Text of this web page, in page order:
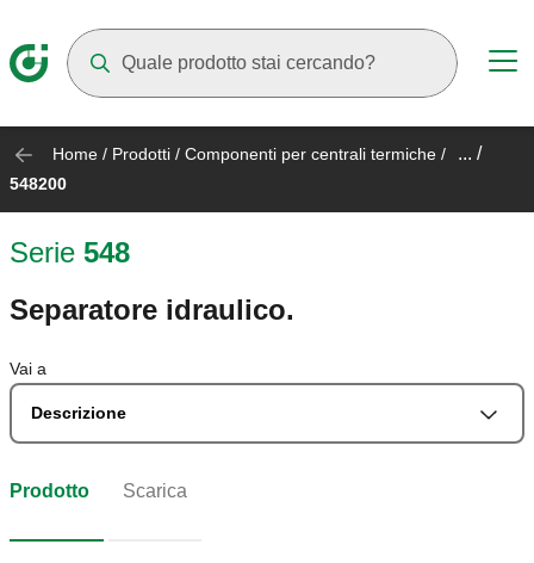
Home / Prodotti / Componenti per centrali termiche / ... /
548200
Serie 548
Separatore idraulico.
Vai a
Descrizione
Prodotto Scarica